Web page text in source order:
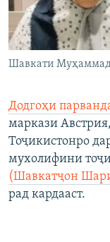
Шавкати
Додгоҳи
маркази
Тоҷикистонро
мухолифини
(Шавкатҷон
рад кардааст.